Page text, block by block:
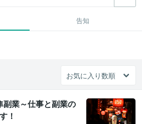
告知
業～仕事と副業の
！